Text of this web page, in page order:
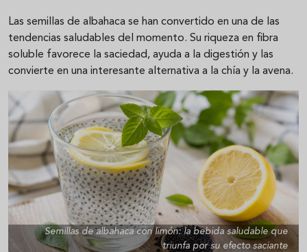
Las semillas de albahaca se han convertido en una de las
tendencias saludables del momento. Su riqueza en fibra
soluble favorece la saciedad, ayuda a la digestión y las
convierte en una interesante alternativa a la chía y la avena.
Semillas de albahaca con limón: la bebida saludable que
triunfa por su efecto saciante